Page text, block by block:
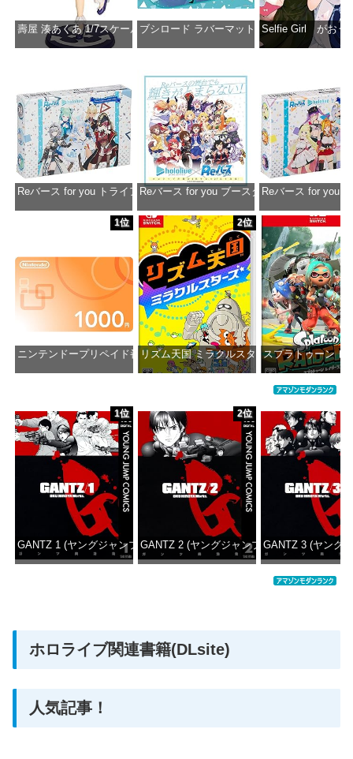
壽屋 湊あくあ 1/7スケール PVC製 塗装済み完成品フィギュア PP942
ブシロード ラバーマットコレクション
Selfie Girl がおう
Reバース for you トライアルデッキ ホロライブプロダクション ver.ホロ
価格：¥1,650
Reバース for you ブースターパック ホロライ
価格：¥2,980
Reバース for you
価格：
1位
ニンテンドープリペイド番号 1000円|オンラインコード版
2位
リズム天国 ミラクルスターズ -Switch
スプラトゥーン レ
1位
GANTZ 1 (ヤングジャンプコミックスDIGITAL)
2位
GANTZ 2 (ヤングジャンプコミックス
GANTZ 3 (ヤング
ホロライブ関連書籍(DLsite)
人気記事！